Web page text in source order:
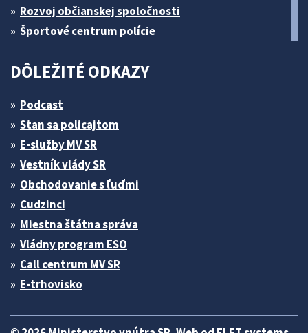
Rozvoj občianskej spoločnosti
Športové centrum polície
DÔLEŽITÉ ODKAZY
Podcast
Stan sa policajtom
E-služby MV SR
Vestník vlády SR
Obchodovanie s ľuďmi
Cudzinci
Miestna štátna správa
Vládny program ESO
Call centrum MV SR
E-trhovisko